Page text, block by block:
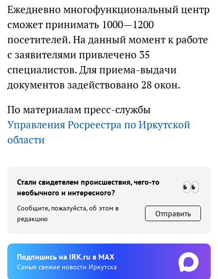
Ежедневно многофункциональный центр
сможет принимать 1000—1200
посетителей. На данный момент к работе
с заявителями привлечено 35
специалистов. Для приема-выдачи
документов задействовано 28 окон.
По материалам пресс-службы
Управления Росреестра по Иркутской
области
Стали свидетелем происшествия, чего-то
необычного и интересного?
Сообщите, пожалуйста, об этом в
редакцию
Отправить
Подпишиcь на IRK.ru в MAX
Cамые свежие новости Иркутска